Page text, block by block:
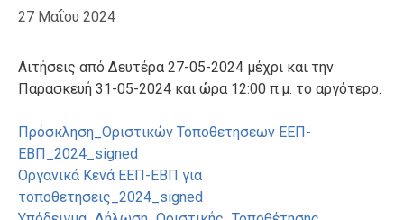
27 Μαΐου 2024
Αιτήσεις από Δευτέρα 27-05-2024 μέχρι και την
Παρασκευή 31-05-2024 και ώρα 12:00 π.μ. το αργότερο.
Πρόσκληση_Οριστικών Τοποθετησεων ΕΕΠ-
ΕΒΠ_2024_signed
Οργανικά Κενά ΕΕΠ-ΕΒΠ για
τοποθετησεις_2024_signed